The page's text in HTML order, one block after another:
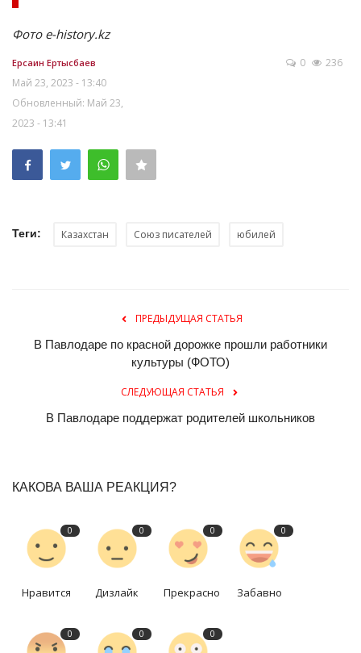
Фото e-history.kz
Ерсаин Ертысбаев
Май 23, 2023 - 13:40
Обновленный: Май 23,
2023 - 13:41
0 236
Теги: Казахстан Союз писателей юбилей
ПРЕДЫДУЩАЯ СТАТЬЯ
В Павлодаре по красной дорожке прошли работники
культуры (ФОТО)
СЛЕДУЮЩАЯ СТАТЬЯ
В Павлодаре поддержат родителей школьников
КАКОВА ВАША РЕАКЦИЯ?
0
Нравится
0
Дизлайк
0
Прекрасно
0
Забавно
0 0 0